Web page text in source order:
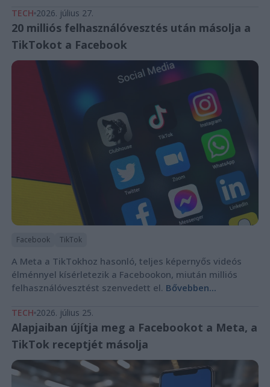
TECH 2026. július 27.
20 milliós felhasználóvesztés után másolja a
TikTokot a Facebook
Facebook TikTok
A Meta a TikTokhoz hasonló, teljes képernyős videós
élménnyel kísérletezik a Facebookon, miután milliós
felhasználóvesztést szenvedett el. Bővebben...
TECH 2026. július 25.
Alapjaiban újítja meg a Facebookot a Meta, a
TikTok receptjét másolja